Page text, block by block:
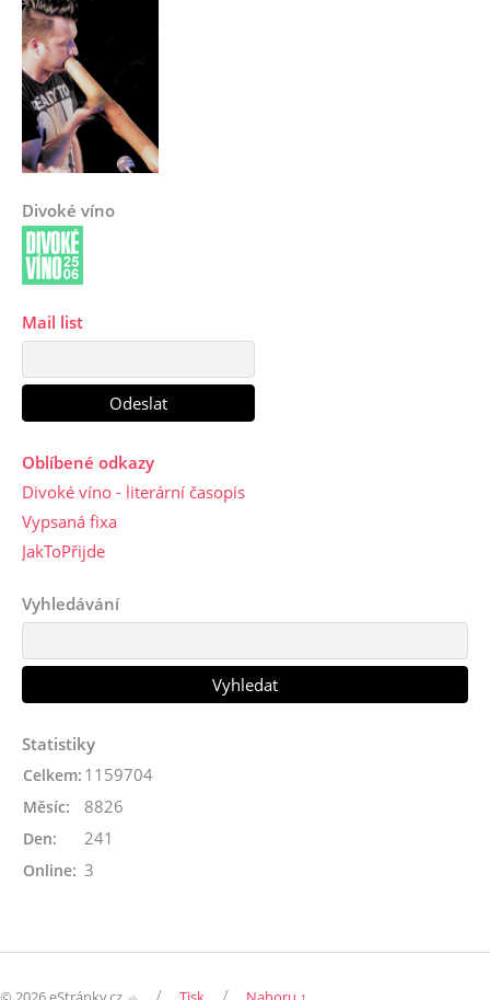
Divoké víno
Mail list
Oblíbené odkazy
Divoké víno - literární časopis
Vypsaná fixa
JakToPřijde
Vyhledávání
Statistiky
Online: 3
Celkem: 1159704
Měsíc: 8826
Den: 241